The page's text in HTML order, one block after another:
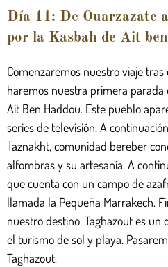
Día 11: De Ouarzazate
por la Kasbah de Ait
Comenzaremos nuestro viaje
haremos nuestra primera
Ait Ben Haddou. Este pueblo
series de televisión. A
Taznakht, comunidad bereber
alfombras y su artesanía. A
que cuenta con un campo de
llamada la Pequeña Marrakech.
nuestro destino. Taghazout es
el turismo de sol y playa.
Taghazout.